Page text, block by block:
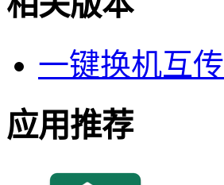
一键换机互传
应用推荐